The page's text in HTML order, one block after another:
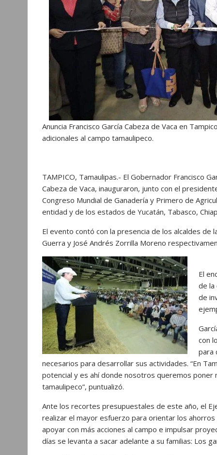
Anuncia Francisco García Cabeza de Vaca en
adicionales al campo tamaulipeco.
TAMPICO, Tamaulipas.- El Gobernador Francisco
Cabeza de Vaca, inauguraron, junto con el
Congreso Mundial de Ganadería y Primero de
entidad y de los estados de Yucatán, Tabasco,
El evento contó con la presencia de los alcaldes de
Guerra y José Andrés Zorrilla Moreno
El
de la
de
con
para
necesarios para desarrollar sus actividades. “En
potencial y es ahí donde nosotros queremos
tamaulipeco”, puntualizó.
Ante los recortes presupuestales de este año, el
realizar el mayor esfuerzo para orientar los
apoyar con más acciones al campo e impulsar
días se levanta a sacar adelante a su familias: Los